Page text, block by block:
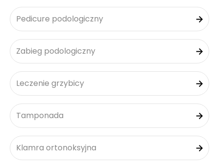
Pedicure podologiczny
Zabieg podologiczny
Leczenie grzybicy
Tamponada
Klamra ortonoksyjna